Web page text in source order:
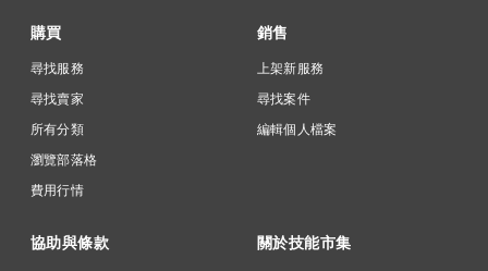
購買
尋找服務
尋找賣家
所有分類
瀏覽部落格
費用行情
銷售
上架新服務
尋找案件
編輯個人檔案
協助與條款 關於技能市集